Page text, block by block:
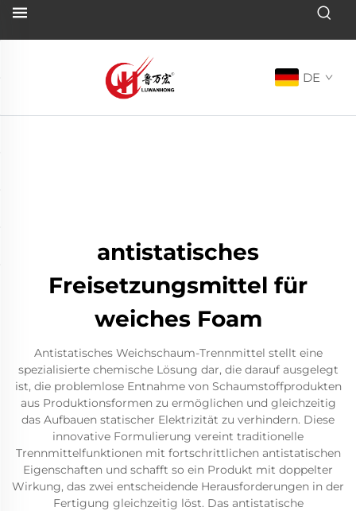
DE
antistatisches
Freisetzungsmittel für
weiches Foam
Antistatisches Weichschaum-Trennmittel stellt eine
spezialisierte chemische Lösung dar, die darauf ausgelegt
ist, die problemlose Entnahme von Schaumstoffprodukten
aus Produktionsformen zu ermöglichen und gleichzeitig
das Aufbauen statischer Elektrizität zu verhindern. Diese
innovative Formulierung vereint traditionelle
Trennmittelfunktionen mit fortschrittlichen antistatischen
Eigenschaften und schafft so ein Produkt mit doppelter
Wirkung, das zwei entscheidende Herausforderungen in der
Fertigung gleichzeitig löst. Das antistatische